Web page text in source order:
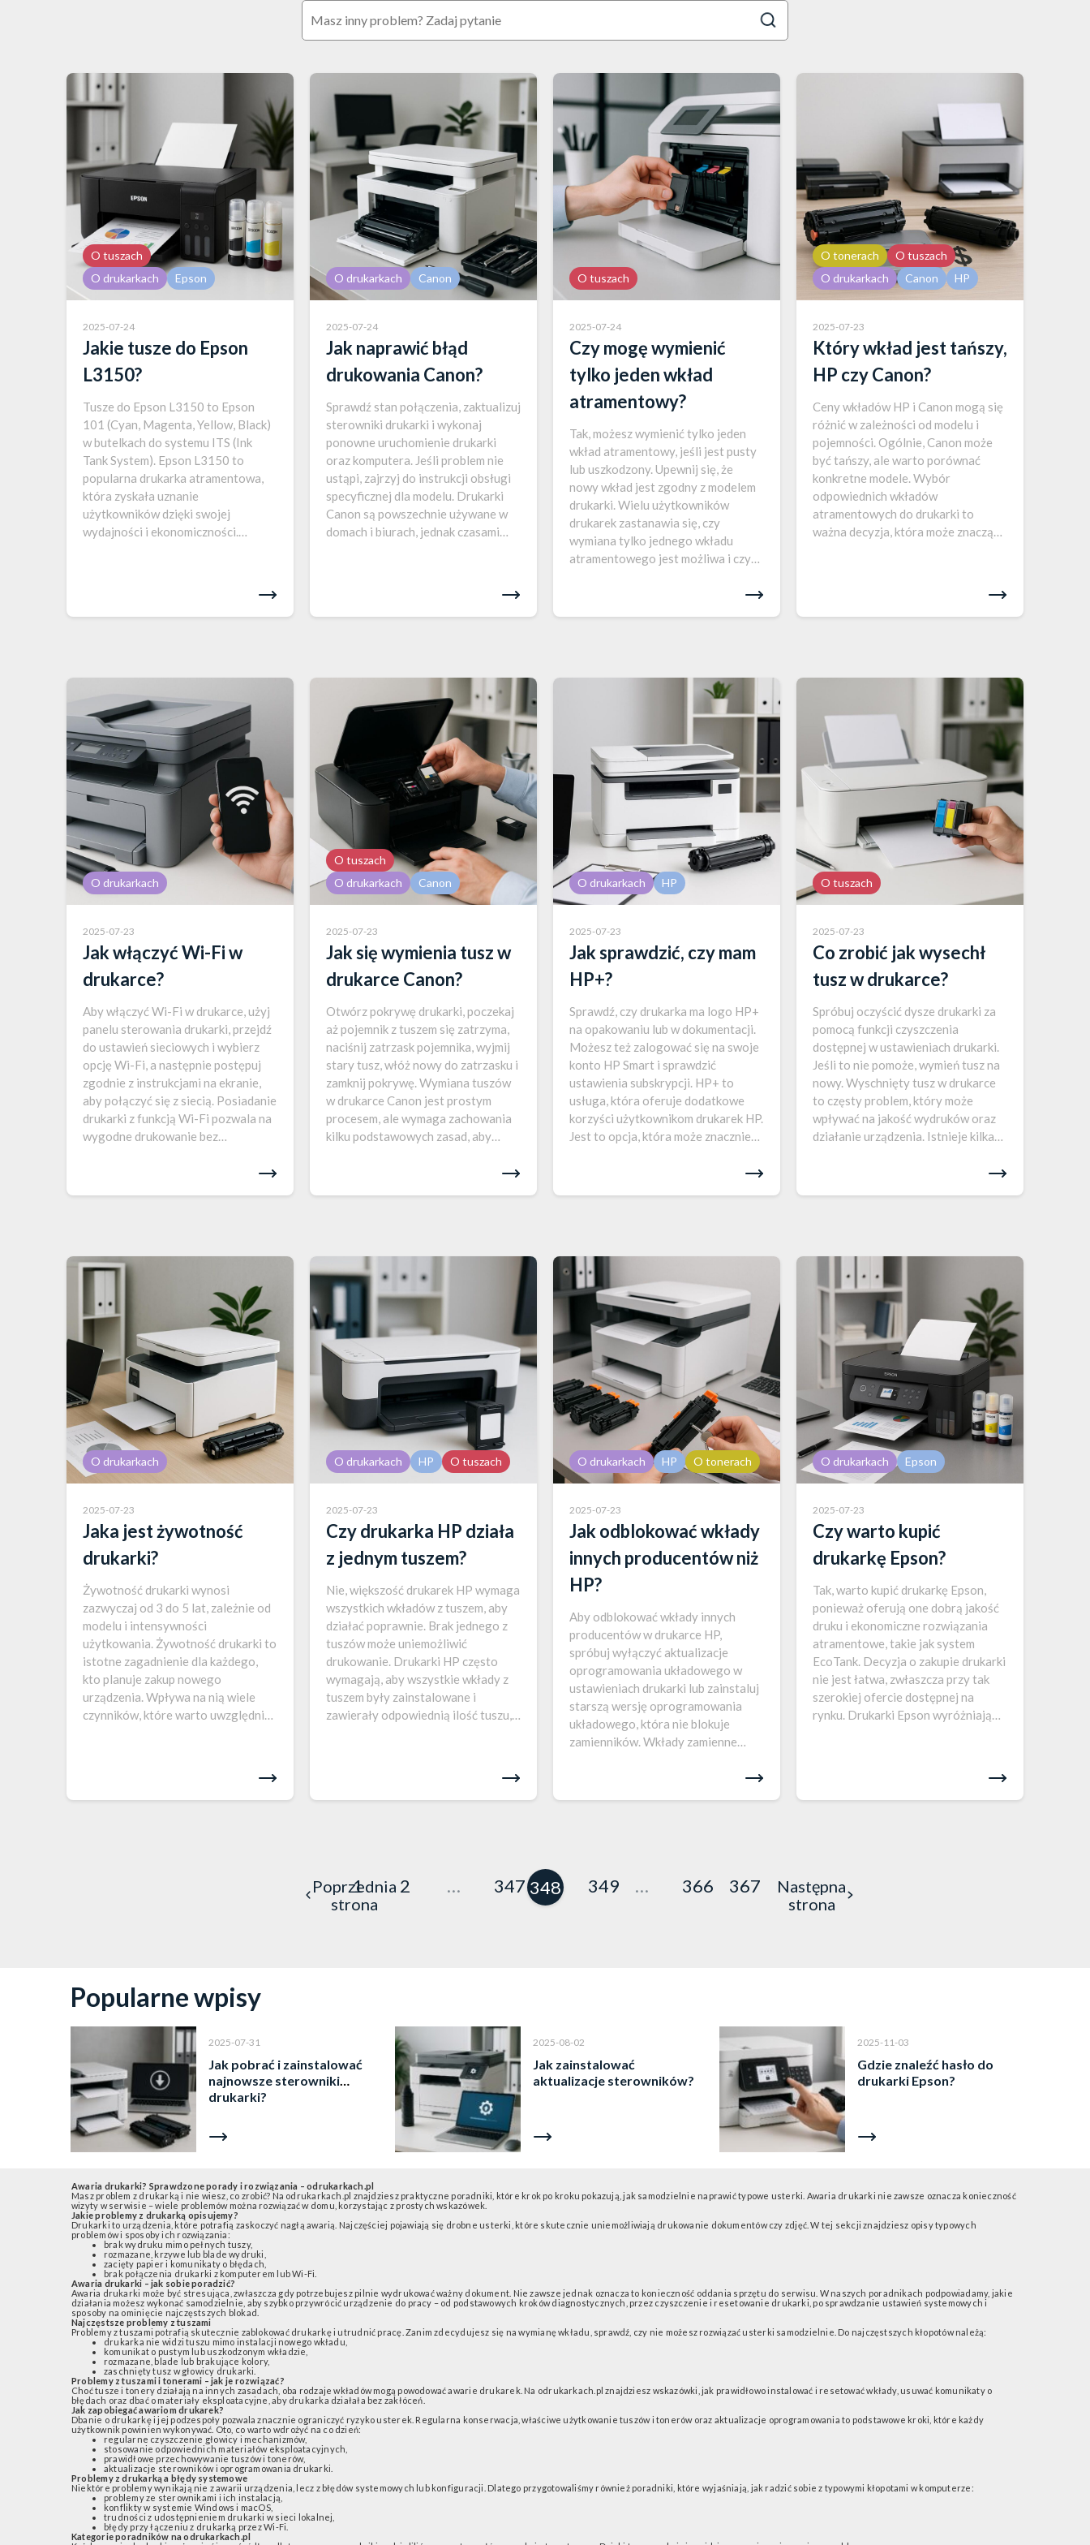
Szukaj:
O drukarkach Epson
O tuszach
2025-07-24
Jakie tusze do Epson
L3150?
Tusze do Epson L3150 to Epson
101 (Cyan, Magenta, Yellow, Black)
w butelkach do systemu ITS (Ink
Tank System). Epson L3150 to
popularna drukarka atramentowa,
która zyskała uznanie
użytkowników dzięki swojej
wydajności i ekonomiczności.
Zamiast tradycyjnych…
O drukarkach Canon
2025-07-24
Jak naprawić błąd
drukowania Canon?
Sprawdź stan połączenia, zaktualizuj
sterowniki drukarki i wykonaj
ponowne uruchomienie drukarki
oraz komputera. Jeśli problem nie
ustąpi, zajrzyj do instrukcji obsługi
specyficznej dla modelu. Drukarki
Canon są powszechnie używane w
domach i biurach, jednak czasami
można szybko rozwiązać większość
O tuszach
2025-07-24
Czy mogę wymienić
tylko jeden wkład
atramentowy?
Tak, możesz wymienić tylko jeden
wkład atramentowy, jeśli jest pusty
lub uszkodzony. Upewnij się, że
nowy wkład jest zgodny z modelem
drukarki. Wielu użytkowników
drukarek zastanawia się, czy
wymiana tylko jednego wkładu
atramentowego jest możliwa i czy
O drukarkach Canon HP
O tonerach O tuszach
2025-07-23
Który wkład jest tańszy,
HP czy Canon?
Ceny wkładów HP i Canon mogą się
różnić w zależności od modelu i
pojemności. Ogólnie, Canon może
być tańszy, ale warto porównać
konkretne modele. Wybór
odpowiednich wkładów
atramentowych do drukarki to
ważna decyzja, która może znacząco
O drukarkach
2025-07-23
Jak włączyć Wi-Fi w
drukarce?
Aby włączyć Wi-Fi w drukarce, użyj
panelu sterowania drukarki, przejdź
do ustawień sieciowych i wybierz
opcję Wi-Fi, a następnie postępuj
zgodnie z instrukcjami na ekranie,
aby połączyć się z siecią. Posiadanie
drukarki z funkcją Wi-Fi pozwala na
wygodne drukowanie bez
temu można drukować dokumenty z
O drukarkach Canon
O tuszach
2025-07-23
Jak się wymienia tusz w
drukarce Canon?
Otwórz pokrywę drukarki, poczekaj
aż pojemnik z tuszem się zatrzyma,
naciśnij zatrzask pojemnika, wyjmij
stary tusz, włóż nowy do zatrzasku i
zamknij pokrywę. Wymiana tuszów
w drukarce Canon jest prostym
procesem, ale wymaga zachowania
kilku podstawowych zasad, aby
O drukarkach HP
2025-07-23
Jak sprawdzić, czy mam
HP+?
Sprawdź, czy drukarka ma logo HP+
na opakowaniu lub w dokumentacji.
Możesz też zalogować się na swoje
konto HP Smart i sprawdzić
ustawienia subskrypcji. HP+ to
usługa, która oferuje dodatkowe
korzyści użytkownikom drukarek HP.
Jest to opcja, która może znacznie
oraz zapewnić dodatkowe funkcje,
O tuszach
2025-07-23
Co zrobić jak wysechł
tusz w drukarce?
Spróbuj oczyścić dysze drukarki za
pomocą funkcji czyszczenia
dostępnej w ustawieniach drukarki.
Jeśli to nie pomoże, wymień tusz na
nowy. Wyschnięty tusz w drukarce
to częsty problem, który może
wpływać na jakość wydruków oraz
działanie urządzenia. Istnieje kilka
problemem i przywrócić prawidłowe
O drukarkach
2025-07-23
Jaka jest żywotność
drukarki?
Żywotność drukarki wynosi
zazwyczaj od 3 do 5 lat, zależnie od
modelu i intensywności
użytkowania. Żywotność drukarki to
istotne zagadnienie dla każdego,
kto planuje zakup nowego
urządzenia. Wpływa na nią wiele
czynników, które warto uwzględnić
atramentowe mają zwykle krótszą…
O drukarkach HP O tuszach
2025-07-23
Czy drukarka HP działa
z jednym tuszem?
Nie, większość drukarek HP wymaga
wszystkich wkładów z tuszem, aby
działać poprawnie. Brak jednego z
tuszów może uniemożliwić
drukowanie. Drukarki HP często
wymagają, aby wszystkie wkłady z
tuszem były zainstalowane i
zawierały odpowiednią ilość tuszu,
problemów z drukowaniem….
O drukarkach HP O tonerach
2025-07-23
Jak odblokować wkłady
innych producentów niż
HP?
Aby odblokować wkłady innych
producentów w drukarce HP,
spróbuj wyłączyć aktualizacje
oprogramowania układowego w
ustawieniach drukarki lub zainstaluj
starszą wersję oprogramowania
układowego, która nie blokuje
zamienników. Wkłady zamienne
O drukarkach Epson
2025-07-23
Czy warto kupić
drukarkę Epson?
Tak, warto kupić drukarkę Epson,
ponieważ oferują one dobrą jakość
druku i ekonomiczne rozwiązania
atramentowe, takie jak system
EcoTank. Decyzja o zakupie drukarki
nie jest łatwa, zwłaszcza przy tak
szerokiej ofercie dostępnej na
rynku. Drukarki Epson wyróżniają
zarówno użytkowników domowych,
Poprzednia
strona
1 2 … 347 348 349 … 366 367
Następna
strona
Popularne wpisy
2025-07-31
Jak pobrać i zainstalować
najnowsze sterowniki
drukarki?
2025-08-02
Jak zainstalować
aktualizacje sterowników?
2025-11-03
Gdzie znaleźć hasło do
drukarki Epson?
Awaria drukarki? Sprawdzone porady i rozwiązania – odrukarkach.pl
Masz problem z drukarką i nie wiesz, co zrobić? Na odrukarkach.pl znajdziesz praktyczne poradniki, które krok po kroku pokazują, jak samodzielnie naprawić typowe usterki. Awaria drukarki nie zawsze oznacza konieczność
wizyty w serwisie – wiele problemów można rozwiązać w domu, korzystając z prostych wskazówek.
Jakie problemy z drukarką opisujemy?
Drukarki to urządzenia, które potrafią zaskoczyć nagłą awarią. Najczęściej pojawiają się drobne usterki, które skutecznie uniemożliwiają drukowanie dokumentów czy zdjęć. W tej sekcji znajdziesz opisy typowych
problemów i sposoby ich rozwiązania:
brak wydruku mimo pełnych tuszy,
rozmazane, krzywe lub blade wydruki,
zacięty papier i komunikaty o błędach,
brak połączenia drukarki z komputerem lub Wi-Fi.
Awaria drukarki – jak sobie poradzić?
Awaria drukarki może być stresująca, zwłaszcza gdy potrzebujesz pilnie wydrukować ważny dokument. Nie zawsze jednak oznacza to konieczność oddania sprzętu do serwisu. W naszych poradnikach podpowiadamy, jakie
działania możesz wykonać samodzielnie, aby szybko przywrócić urządzenie do pracy – od podstawowych kroków diagnostycznych, przez czyszczenie i resetowanie drukarki, po sprawdzanie ustawień systemowych i
sposoby na ominięcie najczęstszych blokad.
Najczęstsze problemy z tuszami
Problemy z tuszami potrafią skutecznie zablokować drukarkę i utrudnić pracę. Zanim zdecydujesz się na wymianę wkładu, sprawdź, czy nie możesz rozwiązać usterki samodzielnie. Do najczęstszych kłopotów należą:
drukarka nie widzi tuszu mimo instalacji nowego wkładu,
komunikat o pustym lub uszkodzonym wkładzie,
rozmazane, blade lub brakujące kolory,
zaschnięty tusz w głowicy drukarki.
Problemy z tuszami i tonerami – jak je rozwiązać?
Choć tusze i tonery działają na innych zasadach, oba rodzaje wkładów mogą powodować awarie drukarek. Na odrukarkach.pl znajdziesz wskazówki, jak prawidłowo instalować i resetować wkłady, usuwać komunikaty o
błędach oraz dbać o materiały eksploatacyjne, aby drukarka działała bez zakłóceń.
Jak zapobiegać awariom drukarek?
Dbanie o drukarkę i jej podzespoły pozwala znacznie ograniczyć ryzyko usterek. Regularna konserwacja, właściwe użytkowanie tuszów i tonerów oraz aktualizacje oprogramowania to podstawowe kroki, które każdy
użytkownik powinien wykonywać. Oto, co warto wdrożyć na co dzień:
regularne czyszczenie głowicy i mechanizmów,
stosowanie odpowiednich materiałów eksploatacyjnych,
prawidłowe przechowywanie tuszów i tonerów,
aktualizacje sterowników i oprogramowania drukarki.
Problemy z drukarką a błędy systemowe
Niektóre problemy wynikają nie z awarii urządzenia, lecz z błędów systemowych lub konfiguracji. Dlatego przygotowaliśmy również poradniki, które wyjaśniają, jak radzić sobie z typowymi kłopotami w komputerze:
problemy ze sterownikami i ich instalacją,
konflikty w systemie Windows i macOS,
trudności z udostępnieniem drukarki w sieci lokalnej,
błędy przy łączeniu z drukarką przez Wi-Fi.
Kategorie poradników na odrukarkach.pl